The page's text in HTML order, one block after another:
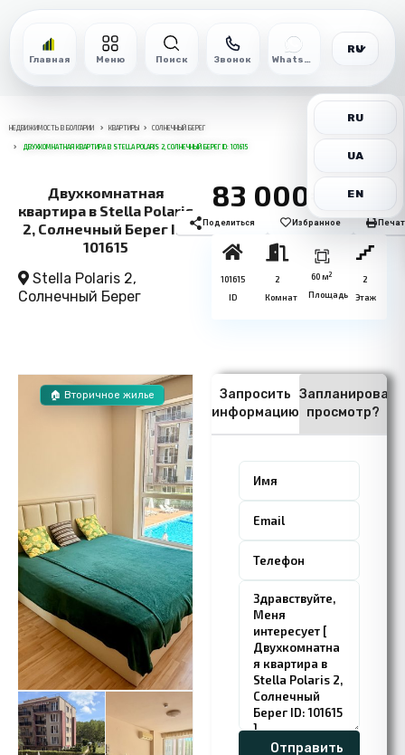
Главная Меню Поиск Звонок WhatsApp
RU
RU
UA
EN
НЕДВИЖИМОСТЬ В БОЛГАРИИ КВАРТИРЫ СОЛНЕЧНЫЙ БЕРЕГ
ДВУХКОМНАТНАЯ КВАРТИРА В STELLA POLARIS 2, СОЛНЕЧНЫЙ БЕРЕГ ID: 101615
Двухкомнатная
квартира в Stella Polaris
2, Солнечный Берег ID:
101615
Stella Polaris 2,
Солнечный Берег
83 000€
Поделиться Избранное
101615
ID
2
Комнат
60 м2
Площадь
2
Этаж
🏠 Вторичное жилье
Запросить
информацию
Запланировать
просмотр?